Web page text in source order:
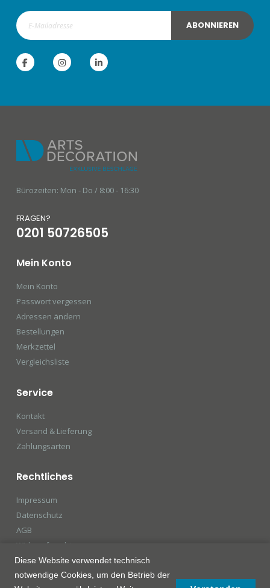
ABONNIEREN
Bürozeiten: Mon - Do / 8:00 - 16:30
FRAGEN?
0201 50726505
Mein Konto
Mein Konto
Passwort vergessen
Adressen ändern
Bestellungen
Merkzettel
Vergleichsliste
Service
Kontakt
Versand & Lieferung
Zahlungsarten
Rechtliches
Impressum
Datenschutz
AGB
Widerrufsrecht
Diese Website verwendet technisch
notwendige Cookies, um den Betrieb der